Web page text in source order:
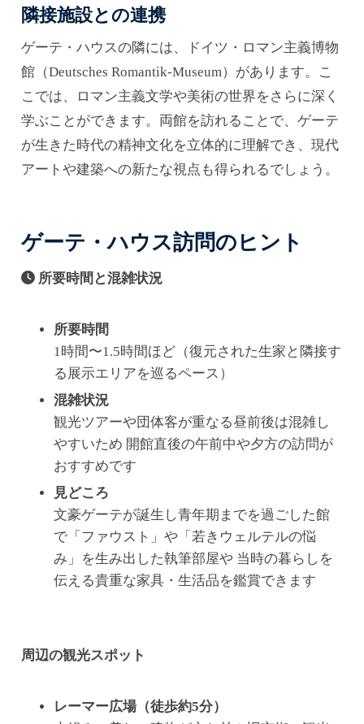
隣接施設との連携
ゲーテ・ハウスの隣には、ドイツ・ロマン主義博物
館（Deutsches Romantik-Museum）があります。こ
こでは、ロマン主義文学や美術の世界をさらに深く
学ぶことができます。両館を訪れることで、ゲーテ
が生きた時代の精神文化を立体的に理解でき、現代
アートや建築への新たな視点も得られるでしょう。
ゲーテ・ハウス訪問のヒント
所要時間と混雑状況
所要時間
1時間〜1.5時間ほど（復元された生家と隣接す
る展示エリアを巡るペース）
混雑状況
観光ツアーや団体客が重なる昼前後は混雑し
やすいため 開館直後の午前中や夕方の訪問が
おすすめです
見どころ
文豪ゲーテが誕生し青年期までを過ごした館
で「ファウスト」や「若きウェルテルの悩
み」を生み出した執筆部屋や 当時の暮らしを
伝える貴重な家具・生活品を鑑賞できます
周辺の観光スポット
レーマー広場（徒歩約5分）